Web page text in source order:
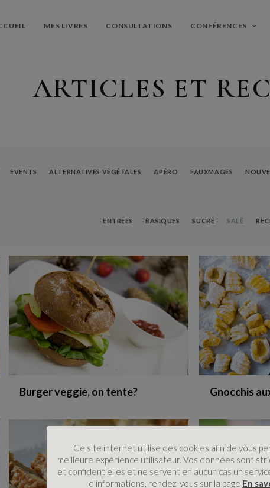
MES LIVRES CONSULTATIONS CONFÉRENCES
ARTICLES ET
EVENTS ALTERNATIVES VÉGÉTALES APÉRO FAUXMAGES
ENTRÉES BASIQUES SUCRÉ SALÉ
Burger veggie, on tente? Gnocchis
Ce site internet utilise des cookies afin de vous
meilleure expérience utilisateur. Vos données sont
et confidentielles et ne servent en aucun cas un
d'informations, rendez-vous sur la page En